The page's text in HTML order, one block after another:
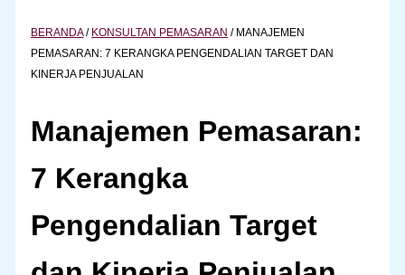
BERANDA/ KONSULTAN PEMASARAN / MANAJEMEN
PEMASARAN: 7 KERANGKA PENGENDALIAN TARGET DAN
KINERJA PENJUALAN
Manajemen Pemasaran:
7 Kerangka
Pengendalian Target